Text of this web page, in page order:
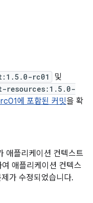
rc01 및
resources:1.5.0-
에 포함된 커밋을 확
애플리케이션 컨텍스트
애플리케이션 컨텍스
가 수정되었습니다.